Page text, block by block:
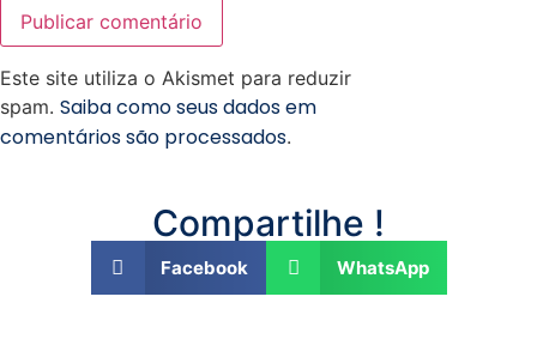
Este site utiliza o Akismet para reduzir
spam. Saiba como seus dados em
comentários são processados.
Compartilhe !
Facebook WhatsApp